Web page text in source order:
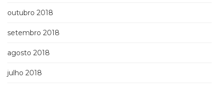
outubro 2018
setembro 2018
agosto 2018
julho 2018